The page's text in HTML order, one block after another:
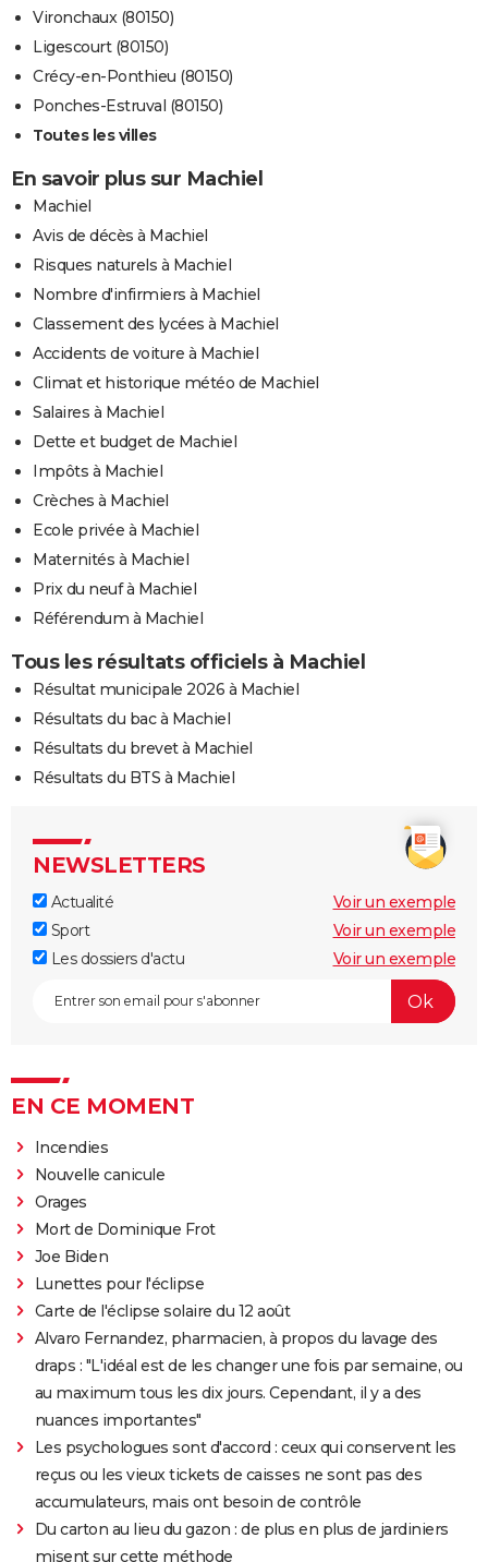
Vironchaux (80150)
Ligescourt (80150)
Crécy-en-Ponthieu (80150)
Ponches-Estruval (80150)
Toutes les villes
En savoir plus sur Machiel
Machiel
Avis de décès à Machiel
Risques naturels à Machiel
Nombre d'infirmiers à Machiel
Classement des lycées à Machiel
Accidents de voiture à Machiel
Climat et historique météo de Machiel
Salaires à Machiel
Dette et budget de Machiel
Impôts à Machiel
Crèches à Machiel
Ecole privée à Machiel
Maternités à Machiel
Prix du neuf à Machiel
Référendum à Machiel
Tous les résultats officiels à Machiel
Résultat municipale 2026 à Machiel
Résultats du bac à Machiel
Résultats du brevet à Machiel
Résultats du BTS à Machiel
NEWSLETTERS
Actualité
Voir un exemple
Sport
Voir un exemple
Les dossiers d'actu
Voir un exemple
EN CE MOMENT
Incendies
Nouvelle canicule
Orages
Mort de Dominique Frot
Joe Biden
Lunettes pour l'éclipse
Carte de l'éclipse solaire du 12 août
Alvaro Fernandez, pharmacien, à propos du lavage des
draps : "L'idéal est de les changer une fois par semaine, ou
au maximum tous les dix jours. Cependant, il y a des
nuances importantes"
Les psychologues sont d'accord : ceux qui conservent les
reçus ou les vieux tickets de caisses ne sont pas des
accumulateurs, mais ont besoin de contrôle
Du carton au lieu du gazon : de plus en plus de jardiniers
misent sur cette méthode